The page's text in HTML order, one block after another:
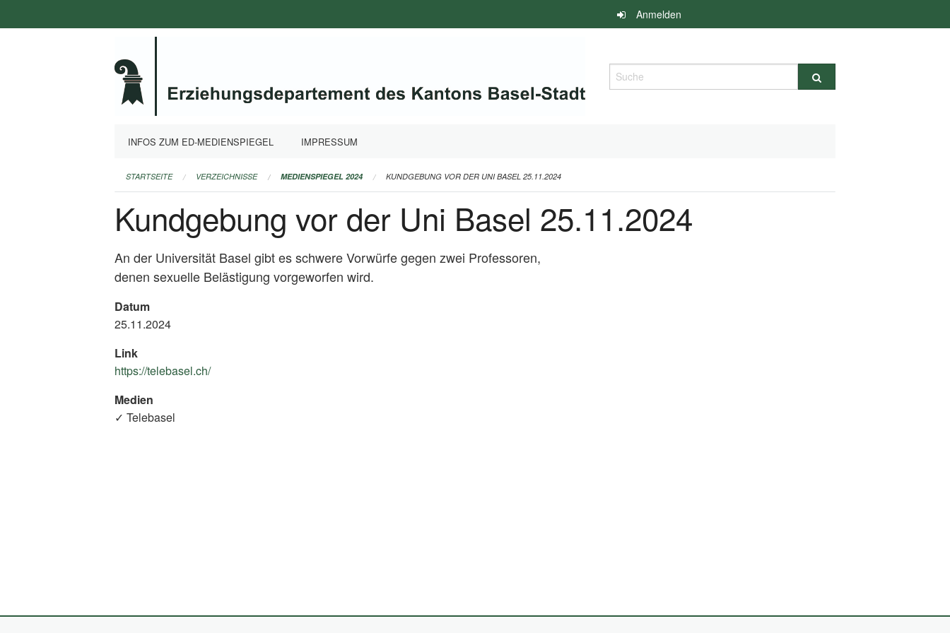
überspringen
Anmelden
Suche
INFOS ZUM ED-MEDIENSPIEGEL IMPRESSUM
STARTSEITE VERZEICHNISSE MEDIENSPIEGEL 2024 KUNDGEBUNG VOR DER UNI BASEL 25.11.2024
Kundgebung vor der Uni Basel 25.11.2024
An der Universität Basel gibt es schwere Vorwürfe gegen zwei Professoren,
denen sexuelle Belästigung vorgeworfen wird.
Datum
25.11.2024
Link
https://telebasel.ch/
Medien
✓ Telebasel